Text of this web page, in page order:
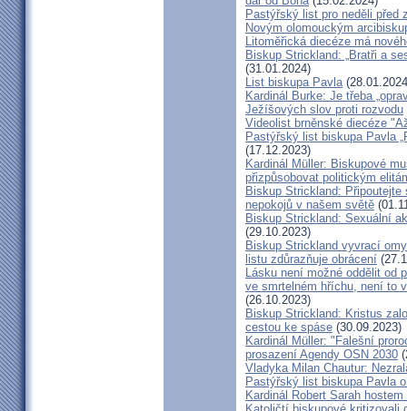
Pastýřský list pro neděli před
Novým olomouckým
Litoměřická diecéze má
Biskup Strickland: „Bratři a
(31.01.2024)
List biskupa Pavla
Kardinál Burke: Je třeba
Ježíšových slov proti rozvodu
Videolist brněnské diecéze
Pastýřský list biskupa Pavla
(17.12.2023)
Kardinál Müller: Biskupové
přizpůsobovat politickým
Biskup Strickland:
nepokojů v našem světě
Biskup Strickland: Sexuální
(29.10.2023)
Biskup Strickland vyvrací
listu zdůrazňuje obrácení
Lásku není možné oddělit od
ve smrtelném hříchu, není to
(26.10.2023)
Biskup Strickland: Kristus
cestou ke spáse (30.09.2023)
Kardinál Müller: "Falešní
prosazení Agendy OSN 2030
Vladyka Milan Chautur:
Pastýřský list biskupa Pavla
Kardinál Robert Sarah